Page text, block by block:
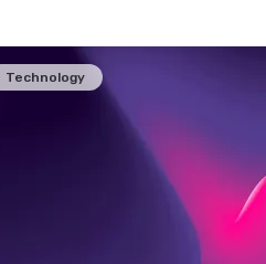
Technology